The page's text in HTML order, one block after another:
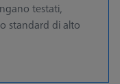
testati,
standard di alto